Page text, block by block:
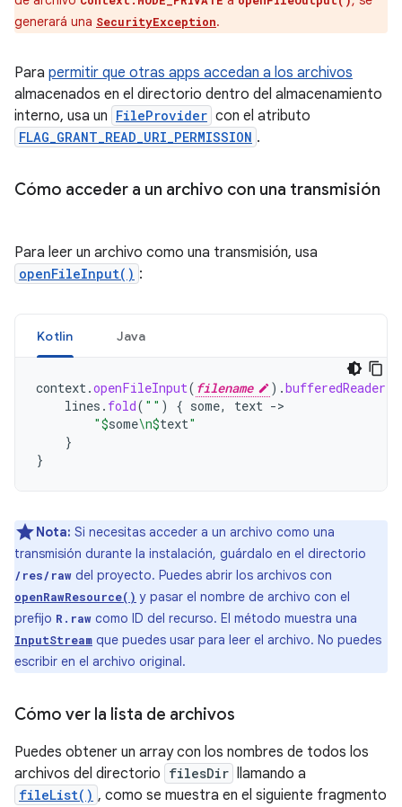
generará una SecurityException.
Para permitir que otras apps accedan a los archivos
almacenados en el directorio dentro del almacenamiento
interno, usa un FileProvider con el atributo
FLAG_GRANT_READ_URI_PERMISSION .
Cómo acceder a un archivo con una transmisión
Para leer un archivo como una transmisión, usa
openFileInput() :
Kotlin Java
context.openFileInput( filename ).bufferedReader
lines . fold( "" ) { some, text ->
"$some\n$text"
}
}
Nota: Si necesitas acceder a un archivo como una
transmisión durante la instalación, guárdalo en el directorio
/res/raw del proyecto. Puedes abrir los archivos con
openRawResource() y pasar el nombre de archivo con el
prefijo R.raw como ID del recurso. El método muestra una
InputStream que puedes usar para leer el archivo. No puedes
escribir en el archivo original.
Cómo ver la lista de archivos
Puedes obtener un array con los nombres de todos los
archivos del directorio filesDir llamando a
fileList() , como se muestra en el siguiente fragmento